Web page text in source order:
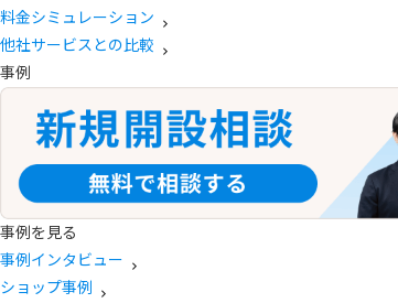
料金シミュレーション
他社サービスとの比較
事例
事例を見る
事例インタビュー
ショップ事例